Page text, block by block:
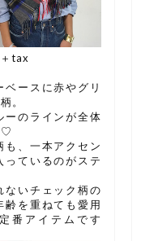
tax
ベースに赤やグリ
。
ーのラインが全体
♡
も、一本アクセン
っているのがステ
ないチェック柄の
齢を重ねても愛用
番アイテムです